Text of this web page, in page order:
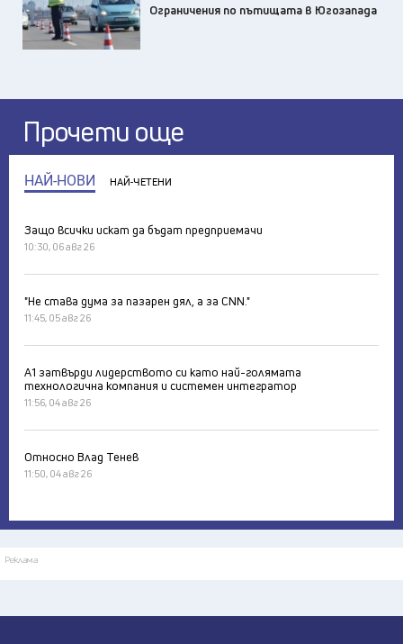
Ограничения по пътищата в Югозапада
Прочети още
НАЙ-НОВИ НАЙ-ЧЕТЕНИ
Защо всички искат да бъдат предприемачи
10:30, 06 авг 26
"Не става дума за пазарен дял, а за CNN."
11:45, 05 авг 26
А1 затвърди лидерството си като най-голямата
технологична компания и системен интегратор
11:56, 04 авг 26
Относно Влад Тенев
11:50, 04 авг 26
Реклама